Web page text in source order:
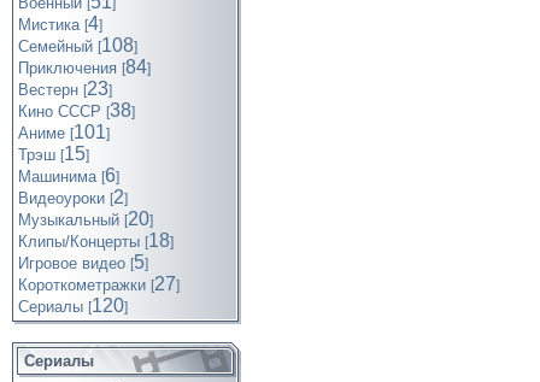
[ ]
Мистика [4]
Семейный [108]
Приключения [84]
Вестерн [23]
Кино СССР [38]
Аниме [101]
Трэш [15]
Машинима [6]
Видеоуроки [2]
Музыкальный [20]
Клипы/Концерты [18]
Игровое видео [5]
Короткометражки [27]
Cериалы [120]
Сериалы